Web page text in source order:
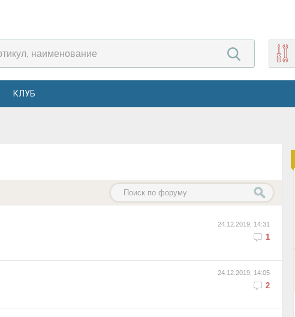
КЛУБ
24.12.2019, 14:31
1
24.12.2019, 14:05
2